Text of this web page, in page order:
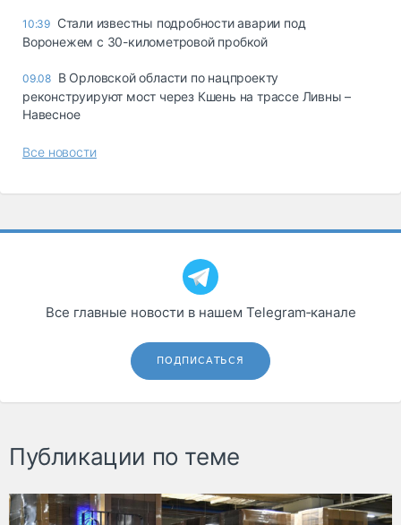
10:39 Стали известны подробности аварии под
Воронежем с 30-километровой пробкой
09.08 В Орловской области по нацпроекту
реконструируют мост через Кшень на трассе Ливны –
Навесное
Все новости
Все главные новости в нашем Telegram‑канале
ПОДПИСАТЬСЯ
Публикации по теме